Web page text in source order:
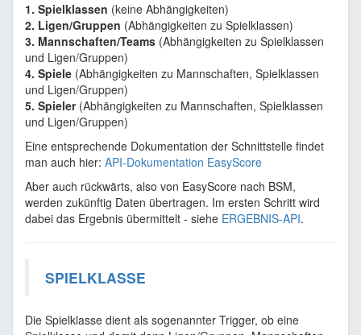
1. Spielklassen (keine Abhängigkeiten)
2. Ligen/Gruppen (Abhängigkeiten zu Spielklassen)
3. Mannschaften/Teams (Abhängigkeiten zu Spielklassen
und Ligen/Gruppen)
4. Spiele (Abhängigkeiten zu Mannschaften, Spielklassen
und Ligen/Gruppen)
5. Spieler(Abhängigkeiten zu Mannschaften, Spielklassen
und Ligen/Gruppen)
Eine entsprechende Dokumentation der Schnittstelle findet
man auch hier: API-Dokumentation EasyScore
Aber auch rückwärts, also von EasyScore nach BSM,
werden zukünftig Daten übertragen. Im ersten Schritt wird
dabei das Ergebnis übermittelt - siehe ERGEBNIS-API.
SPIELKLASSE
Die Spielklasse dient als sogenannter Trigger, ob eine